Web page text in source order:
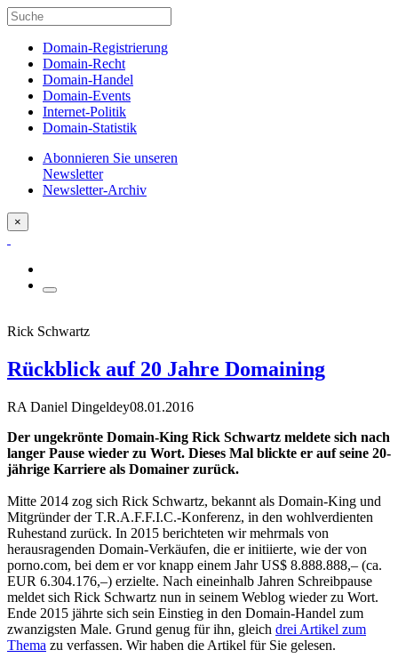
Domain-Registrierung
Domain-Recht
Domain-Handel
Domain-Events
Internet-Politik
Domain-Statistik
Abonnieren Sie unseren
Newsletter
Newsletter-Archiv
×
Rick Schwartz
Rückblick auf 20 Jahre Domaining
RA Daniel Dingeldey08.01.2016
Der ungekrönte Domain-King Rick Schwartz meldete sich nach
langer Pause wieder zu Wort. Dieses Mal blickte er auf seine 20-
jährige Karriere als Domainer zurück.
Mitte 2014 zog sich Rick Schwartz, bekannt als Domain-King und
Mitgründer der T.R.A.F.F.I.C.-Konferenz, in den wohlverdienten
Ruhestand zurück. In 2015 berichteten wir mehrmals von
herausragenden Domain-Verkäufen, die er initiierte, wie der von
porno.com, bei dem er vor knapp einem Jahr US$ 8.888.888,– (ca.
EUR 6.304.176,–) erzielte. Nach eineinhalb Jahren Schreibpause
meldet sich Rick Schwartz nun in seinem Weblog wieder zu Wort.
Ende 2015 jährte sich sein Einstieg in den Domain-Handel zum
zwanzigsten Male. Grund genug für ihn, gleich drei Artikel zum
Thema zu verfassen. Wir haben die Artikel für Sie gelesen.